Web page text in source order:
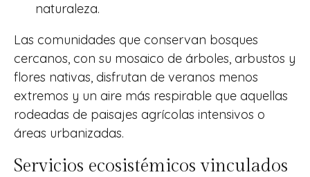
naturaleza.
Las comunidades que conservan bosques
cercanos, con su mosaico de árboles, arbustos y
flores nativas, disfrutan de veranos menos
extremos y un aire más respirable que aquellas
rodeadas de paisajes agrícolas intensivos o
áreas urbanizadas.
Servicios ecosistémicos vinculados